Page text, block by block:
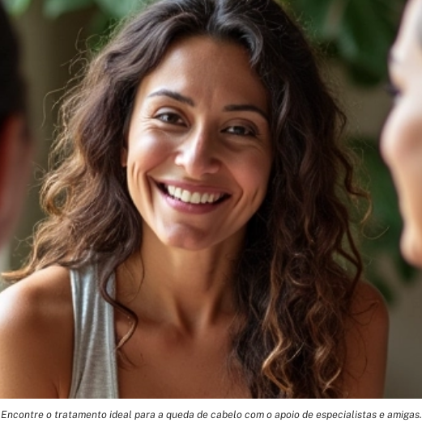
Encontre o tratamento ideal para a queda de cabelo com o apoio de especialistas e amigas.